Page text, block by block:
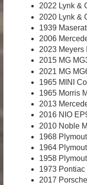
2022 Lynk &
2020 Lynk &
1939
2006
2023 Meyers
2015 MG
2021 MG
1965 MINI
1965 Morris
2013
2016 NIO
2010 Noble
1968
1964
1958
1973
2017